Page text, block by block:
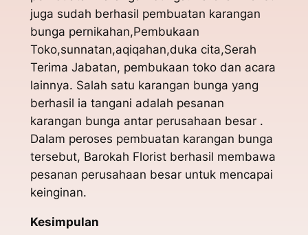
juga sudah berhasil pembuatan karangan
bunga pernikahan,Pembukaan
Toko,sunnatan,aqiqahan,duka cita,Serah
Terima Jabatan, pembukaan toko dan acara
lainnya. Salah satu karangan bunga yang
berhasil ia tangani adalah pesanan
karangan bunga antar perusahaan besar .
Dalam peroses pembuatan karangan bunga
tersebut, Barokah Florist berhasil membawa
pesanan perusahaan besar untuk mencapai
keinginan.
Kesimpulan